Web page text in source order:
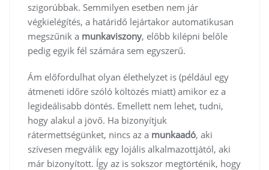
szigorúbbak. Semmilyen esetben nem jár
végkielégítés, a határidő lejártakor automatikusan
megszűnik a munkaviszony, előbb kilépni belőle
pedig egyik fél számára sem egyszerű.
Ám előfordulhat olyan élethelyzet is (például egy
átmeneti időre szóló költözés miatt) amikor ez a
legideálisabb döntés. Emellett nem lehet, tudni,
hogy alakul a jövő. Ha bizonyítjuk
rátermettségünket, nincs az a munkaadó, aki
szívesen megválik egy lojális alkalmazottjától, aki
már bizonyított. Így az is sokszor megtörténik, hogy